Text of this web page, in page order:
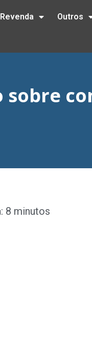
Revenda Outros
8 minutos